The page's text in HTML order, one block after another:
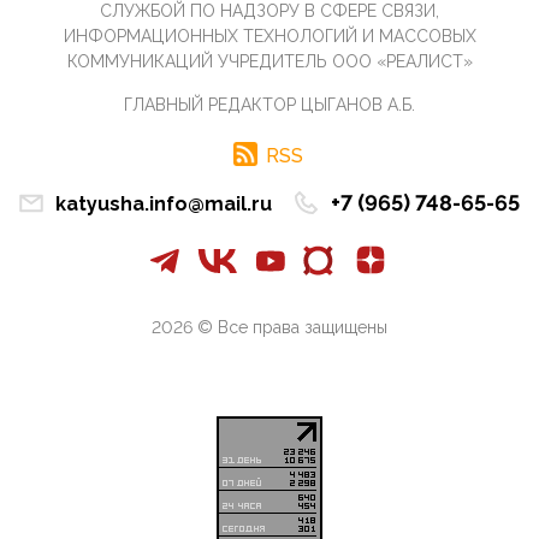
07:11, 10 Апреля 2026
Те, кто стоят за массовым завозом в Россию
инокультурных мигрантов, в общем-то понимают,
Благодаря знакомым, стали известны подробности
истории с белгородскими "Орланами",которые
Снова о главном на фронте. Противник вновь
захватил "малое небо" на украинском ТВД.
08:05, 09 Апреля 2026
А пока армия нашей многонациональной страны
продолжает сражаться с Украиной, где людей
СЛУЖБОЙ ПО НАДЗОРУ В СФЕРЕ СВЯЗИ,
ИНФОРМАЦИОННЫХ ТЕХНОЛОГИЙ И МАССОВЫХ
КОММУНИКАЦИЙ УЧРЕДИТЕЛЬ ООО «РЕАЛИСТ»
ГЛАВНЫЙ РЕДАКТОР ЦЫГАНОВ А.Б.
RSS
katyusha.info@mail.ru +7 (965) 748-65-65
2026 © Все права защищены